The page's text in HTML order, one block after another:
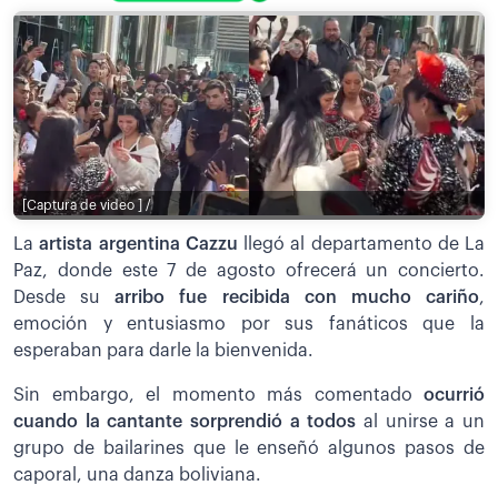
[Captura de video ] /
Laartista argentina Cazzu
llegó al departamento de La
Paz, donde este 7 de agosto ofrecerá un concierto.
Desde suarribo fue recibida con mucho cariño,
emoción y entusiasmo por sus fanáticos que la
esperaban para darle la bienvenida.
Sin embargo, el momento más comentado ocurrió
cuando la cantante sorprendió a todos al unirse a un
grupo de bailarines que le enseñó algunos pasos de
caporal, una danza boliviana.